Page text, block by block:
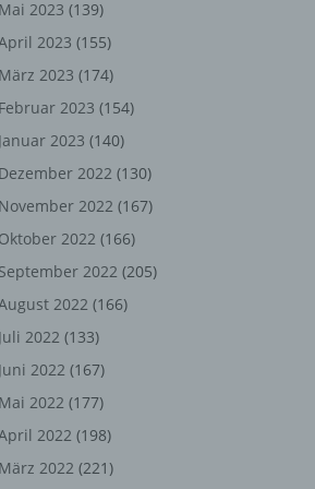
Mai 2023 (139)
2023 (155)
März 2023 (174)
Februar 2023 (154)
Januar 2023 (140)
Dezember 2022 (130)
November 2022 (167)
Oktober 2022 (166)
September 2022 (205)
2022 (166)
Juli 2022 (133)
Juni 2022 (167)
Mai 2022 (177)
2022 (198)
März 2022 (221)
oder